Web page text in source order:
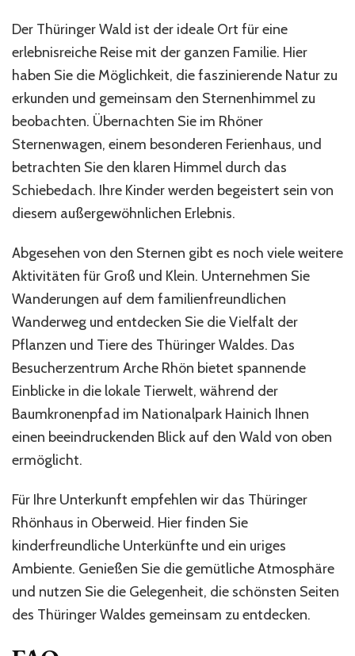
Der Thüringer Wald ist der ideale Ort für eine
erlebnisreiche Reise mit der ganzen Familie. Hier
haben Sie die Möglichkeit, die faszinierende Natur zu
erkunden und gemeinsam den Sternenhimmel zu
beobachten. Übernachten Sie im Rhöner
Sternenwagen, einem besonderen Ferienhaus, und
betrachten Sie den klaren Himmel durch das
Schiebedach. Ihre Kinder werden begeistert sein von
diesem außergewöhnlichen Erlebnis.
Abgesehen von den Sternen gibt es noch viele weitere
Aktivitäten für Groß und Klein. Unternehmen Sie
Wanderungen auf dem familienfreundlichen
Wanderweg und entdecken Sie die Vielfalt der
Pflanzen und Tiere des Thüringer Waldes. Das
Besucherzentrum Arche Rhön bietet spannende
Einblicke in die lokale Tierwelt, während der
Baumkronenpfad im Nationalpark Hainich Ihnen
einen beeindruckenden Blick auf den Wald von oben
ermöglicht.
Für Ihre Unterkunft empfehlen wir das Thüringer
Rhönhaus in Oberweid. Hier finden Sie
kinderfreundliche Unterkünfte und ein uriges
Ambiente. Genießen Sie die gemütliche Atmosphäre
und nutzen Sie die Gelegenheit, die schönsten Seiten
des Thüringer Waldes gemeinsam zu entdecken.